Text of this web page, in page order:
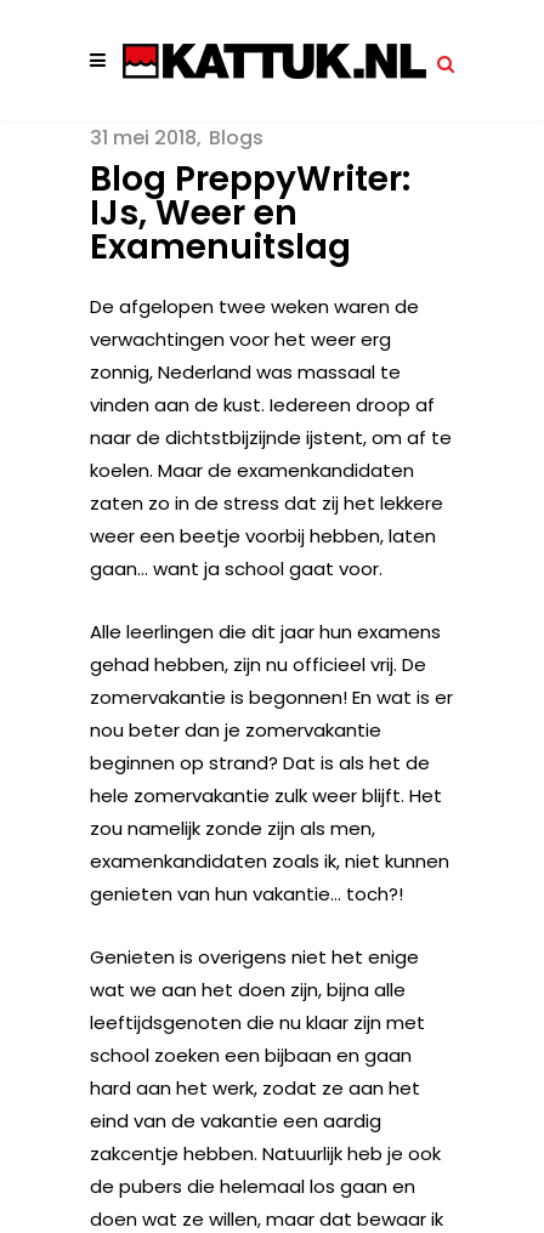
31 mei 2018 Blogs
Blog PreppyWriter:
IJs, Weer en
Examenuitslag
De afgelopen twee weken waren de
verwachtingen voor het weer erg
zonnig, Nederland was massaal te
vinden aan de kust. Iedereen droop af
naar de dichtstbijzijnde ijstent, om af te
koelen. Maar de examenkandidaten
zaten zo in de stress dat zij het lekkere
weer een beetje voorbij hebben, laten
gaan… want ja school gaat voor.
Alle leerlingen die dit jaar hun examens
gehad hebben, zijn nu officieel vrij. De
zomervakantie is begonnen! En wat is er
nou beter dan je zomervakantie
beginnen op strand? Dat is als het de
hele zomervakantie zulk weer blijft. Het
zou namelijk zonde zijn als men,
examenkandidaten zoals ik, niet kunnen
genieten van hun vakantie… toch?!
Genieten is overigens niet het enige
wat we aan het doen zijn, bijna alle
leeftijdsgenoten die nu klaar zijn met
school zoeken een bijbaan en gaan
hard aan het werk, zodat ze aan het
eind van de vakantie een aardig
zakcentje hebben. Natuurlijk heb je ook
de pubers die helemaal los gaan en
doen wat ze willen, maar dat bewaar ik